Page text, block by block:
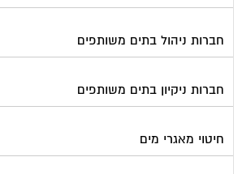
חברות ניהול בתים משותפים
חברות ניקיון בתים משותפים
חיטוי מאגרי מים